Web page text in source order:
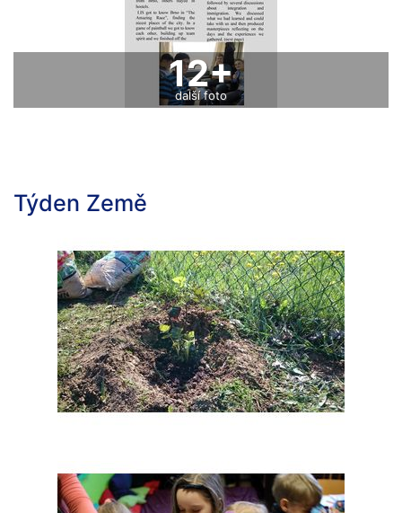
12+
další foto
Týden Země